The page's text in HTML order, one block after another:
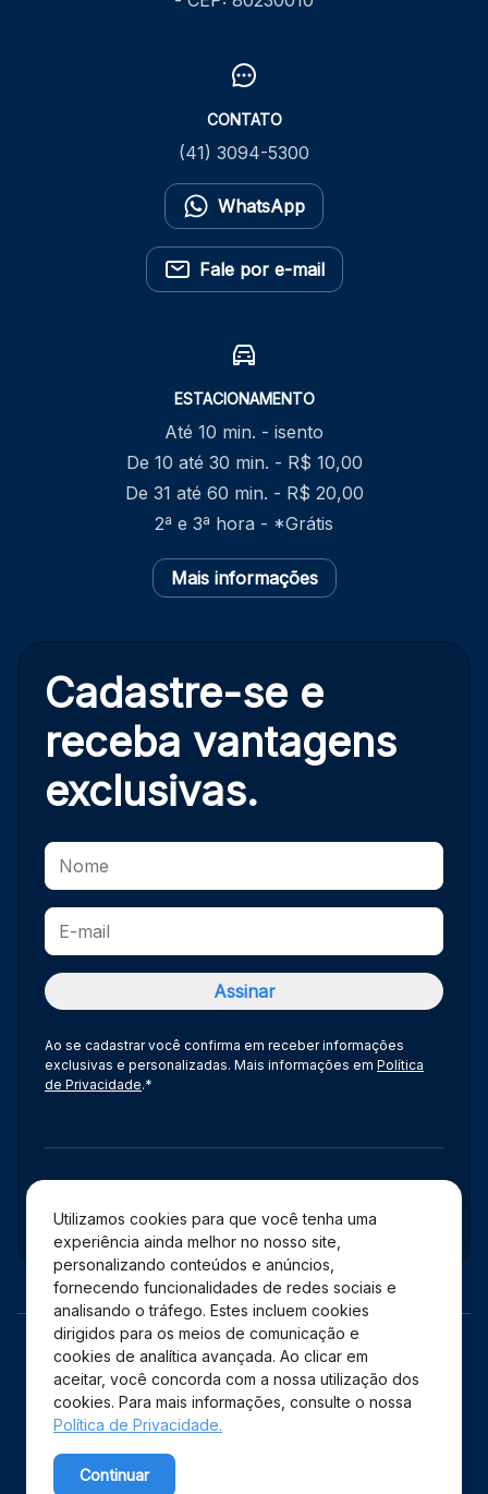
Utilizamos cookies para que você tenha uma
experiência ainda melhor no nosso site,
personalizando conteúdos e anúncios,
fornecendo funcionalidades de redes sociais e
analisando o tráfego. Estes incluem cookies
dirigidos para os meios de comunicação e
cookies de analítica avançada. Ao clicar em
aceitar, você concorda com a nossa utilização dos
cookies. Para mais informações, consulte o nossa
Política de Privacidade.
Continuar
CONTATO
(41) 3094-5300
WhatsApp
Fale por e-mail
ESTACIONAMENTO
Até 10 min. - isento
De 10 até 30 min. - R$ 10,00
De 31 até 60 min. - R$ 20,00
2ª e 3ª hora - *Grátis
Mais informações
Cadastre-se e
receba vantagens
exclusivas.
Ao se cadastrar você confirma em receber informações
exclusivas e personalizadas. Mais informações em Política
de Privacidade.*
Administração
Copyright © 2026 Shopping Estação – Todos os direitos